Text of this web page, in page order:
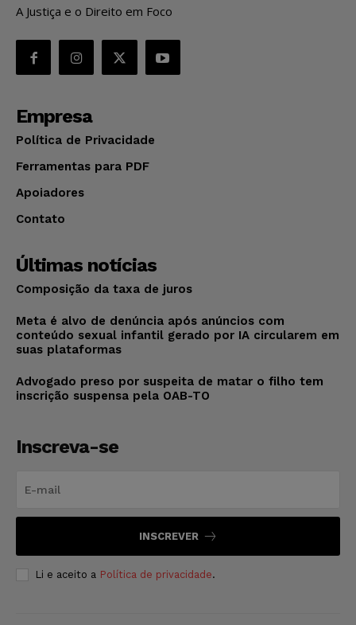
A Justiça e o Direito em Foco
Empresa
Política de Privacidade
Ferramentas para PDF
Apoiadores
Contato
Últimas notícias
Composição da taxa de juros
Meta é alvo de denúncia após anúncios com
conteúdo sexual infantil gerado por IA circularem em
suas plataformas
Advogado preso por suspeita de matar o filho tem
inscrição suspensa pela OAB-TO
Inscreva-se
INSCREVER
Li e aceito a Política de privacidade.